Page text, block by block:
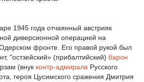
1945 года отчаянный австрияк
диверсионной операцией на
фронте. Его правой рукой был
"остзейский» (прибалтийский) барон
(внук контр-адмирала Русского
героя Цусимского сражения Дмитрия